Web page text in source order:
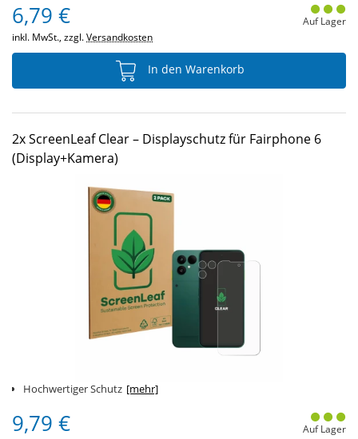
6,79 €
inkl. MwSt., zzgl.Versandkosten
Auf Lager
In den Warenkorb
2x ScreenLeaf Clear – Displayschutz für Fairphone 6
(Display+Kamera)
Hochwertiger Schutz [mehr]
9,79 € Auf Lager